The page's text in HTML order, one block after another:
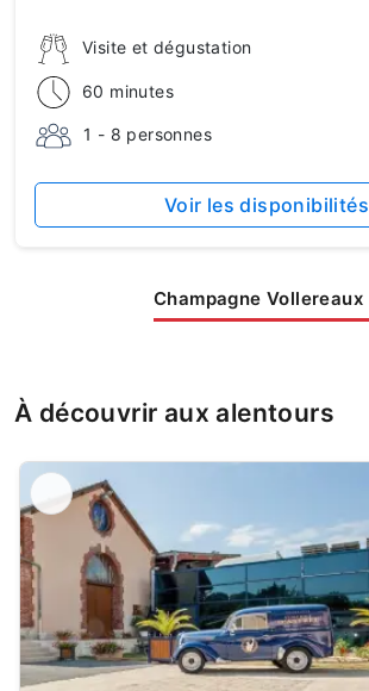
Visite et dégustation
60 minutes
1 - 8 personnes
Voir les disponibilités
Champagne Vollereaux
À découvrir aux alentours